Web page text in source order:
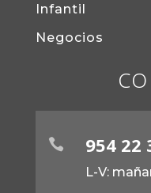
Infantil
Negocios
 954 22
L-V: